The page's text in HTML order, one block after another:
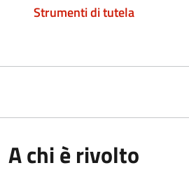
Strumenti di tutela
A chi è rivolto